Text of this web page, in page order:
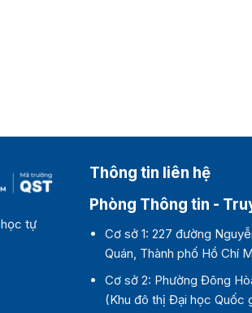
tự
Thông tin liên hệ
Phòng Thông tin -
Cơ sở 1: 227 đường
Quán, Thành phố Hồ Chí
Cơ sở 2: Phường Đông
(Khu đô thị Đại học Quốc